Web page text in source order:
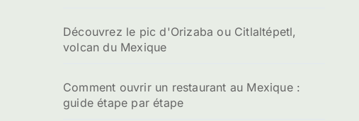
Découvrez le pic d'Orizaba ou Citlaltépetl,
volcan du Mexique
Comment ouvrir un restaurant au Mexique :
guide étape par étape